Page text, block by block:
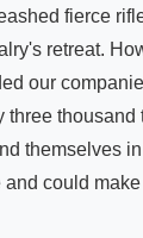
fierce
retreat.
our
three thousand
themselves
could